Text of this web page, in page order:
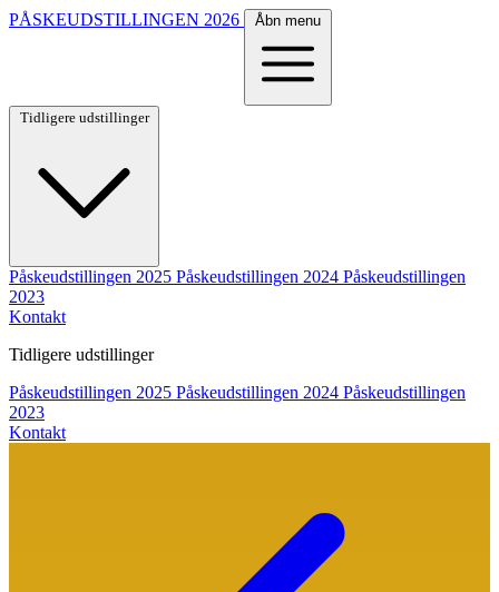
PÅSKEUDSTILLINGEN 2026 Åbn menu
Tidligere udstillinger
Påskeudstillingen 2025 Påskeudstillingen 2024 Påskeudstillingen
2023
Kontakt
Tidligere udstillinger
Påskeudstillingen 2025 Påskeudstillingen 2024 Påskeudstillingen
2023
Kontakt